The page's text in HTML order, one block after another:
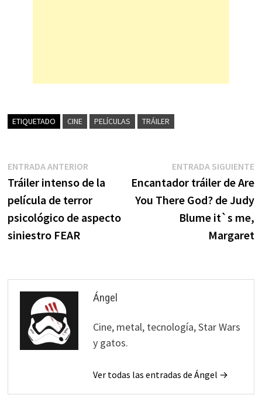
ETIQUETADO CINE PELÍCULAS TRÁILER
Navegación
de
entradas
ENTRADA ANTERIOREntrada
anterior:
Tráiler intenso de la
película de terror
psicológico de aspecto
siniestro FEAR
ENTRADA SIGUIENTE
Encantador tráiler de Are
You There God? de Judy
Blume it`s me,
Margaret
Ángel
Cine, metal, tecnología, Star Wars
y gatos.
Ver todas las entradas de Ángel →